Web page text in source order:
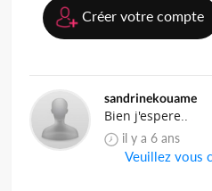
Créer votre compte
sandrinekouame
Bien j'espere..
il y a 6 ans
Veuillez vous